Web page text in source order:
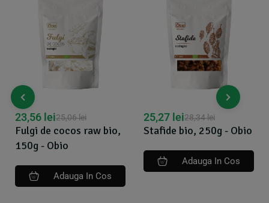
Stafide bio, 250g - Obio
28,34lei
25,27 lei
Crema de cocos bio
13,33lei
12,64 lei